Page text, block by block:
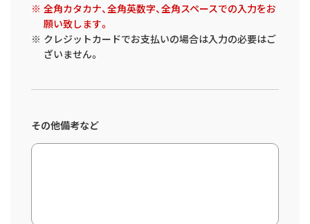
全角カタカナ、全角英数字、全角スペースでの入力をお
願い致します。
クレジットカードでお支払いの場合は入力の必要はご
ざいません。
その他備考など